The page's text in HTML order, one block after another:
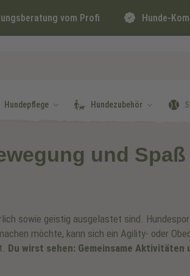
vom Profi Hunde-
Hundepflege Hundezubehör
und
sowie geistig ausgelastet sind.
möchte, kann sich ein Agility- oder
Du wirst sehen: Gemeinsame Aktivitäten